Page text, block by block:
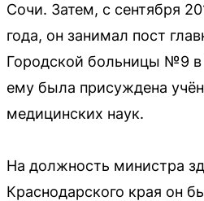
Сочи. Затем, с сентября
года, он занимал пост
Городской больницы №9 в
ему была присуждена
медицинских наук.
На должность министра
Краснодарского края он